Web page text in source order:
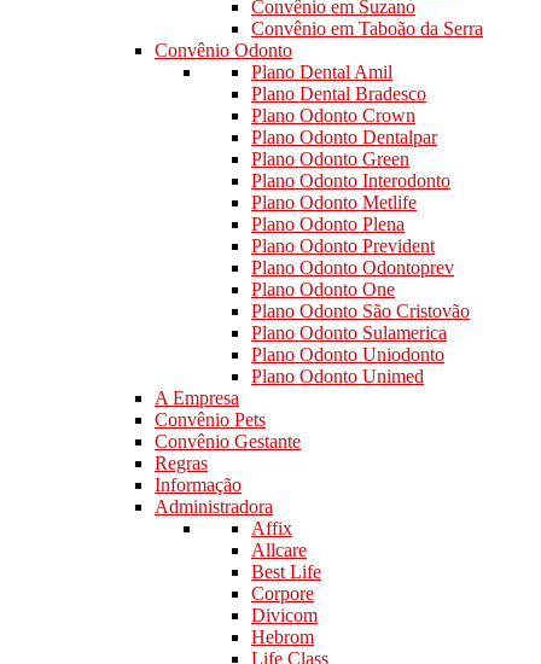
Convênio em Suzano
Convênio em Taboão da Serra
Convênio Odonto
Plano Dental Amil
Plano Dental Bradesco
Plano Odonto Crown
Plano Odonto Dentalpar
Plano Odonto Green
Plano Odonto Interodonto
Plano Odonto Metlife
Plano Odonto Plena
Plano Odonto Prevident
Plano Odonto Odontoprev
Plano Odonto One
Plano Odonto São Cristovão
Plano Odonto Sulamerica
Plano Odonto Uniodonto
Plano Odonto Unimed
A Empresa
Convênio Pets
Convênio Gestante
Regras
Informação
Administradora
Affix
Allcare
Best Life
Corpore
Divicom
Hebrom
Life Class